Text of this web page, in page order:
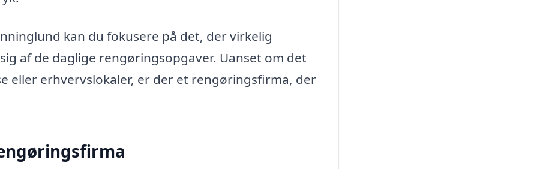
kan du fokusere på det, der virkelig
af de daglige rengøringsopgaver. Uanset om det
eller erhvervslokaler, er der et rengøringsfirma, der